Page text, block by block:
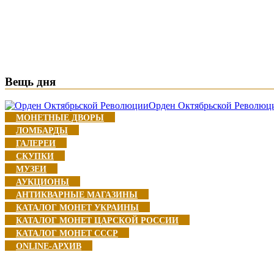
Вещь дня
Орден Октябрьской
МОНЕТНЫЕ ДВОРЫ
ЛОМБАРДЫ
ГАЛЕРЕИ
СКУПКИ
МУЗЕИ
АУКЦИОНЫ
АНТИКВАРНЫЕ МАГАЗИНЫ
КАТАЛОГ МОНЕТ УКРАИНЫ
КАТАЛОГ МОНЕТ ЦАРСКОЙ РОССИИ
КАТАЛОГ МОНЕТ CCCР
ONLINE-АРХИВ